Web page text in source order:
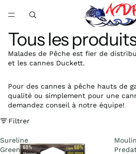
Tous les
Malades de Pêche est fier de
et les cannes Duckett.
Pour des cannes à pêche hauts de
qualité ou simplement pour une
demandez conseil à notre équipe!
Filtrer
Sureline
Green